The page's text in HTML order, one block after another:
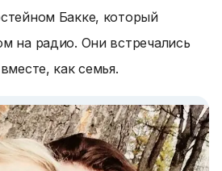
Бакке, который
на радио. Они встречались
как семья.